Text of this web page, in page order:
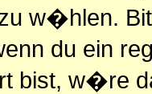
w�hlen.
du ein
bist, w�re